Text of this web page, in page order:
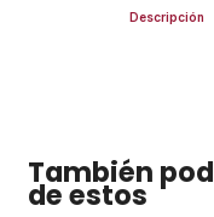
Descripción
También
de estos